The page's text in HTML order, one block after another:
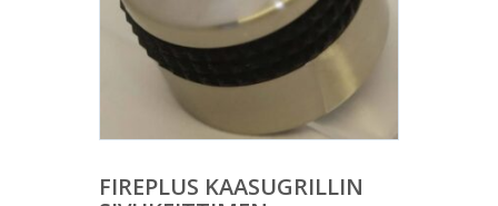
FIREPLUS KAASUGRILLIN